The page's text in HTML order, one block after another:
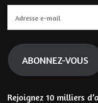
e-
mail
ABONNEZ-VOUS
Rejoignez 10 milliers